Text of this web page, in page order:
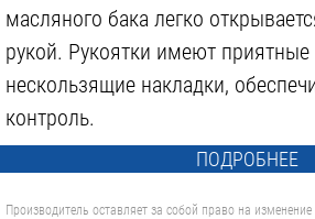
масляного бака легко
рукой. Рукоятки имеют
нескользящие накладки,
контроль.
ПОДРОБНЕЕ
Производитель оставляет за собой право на